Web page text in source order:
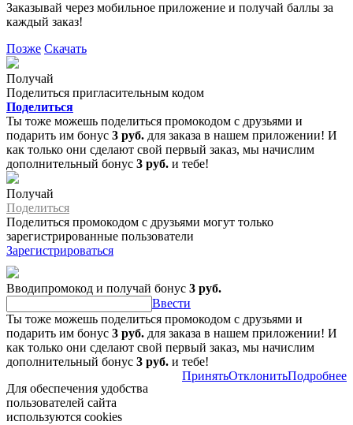
Заказывай через мобильное приложение и получай баллы за
каждый заказ!
Позже Скачать
Получай
Поделиться пригласительным кодом
Поделиться
Ты тоже можешь поделиться промокодом с друзьями и
подарить им бонус 3 руб. для заказа в нашем приложении! И
как только они сделают свой первый заказ, мы начислим
дополнительный бонус 3 руб. и тебе!
Получай
Поделиться
Поделиться промокодом с друзьями могут только
зарегистрированные пользователи
Зарегистрироваться
Вводипромокод и получай бонус 3 руб.
Ввести
Ты тоже можешь поделиться промокодом с друзьями и
подарить им бонус 3 руб. для заказа в нашем приложении! И
как только они сделают свой первый заказ, мы начислим
дополнительный бонус 3 руб. и тебе!
Для обеспечения удобства
пользователей сайта
используются cookies
ПринятьОтклонитьПодробнее